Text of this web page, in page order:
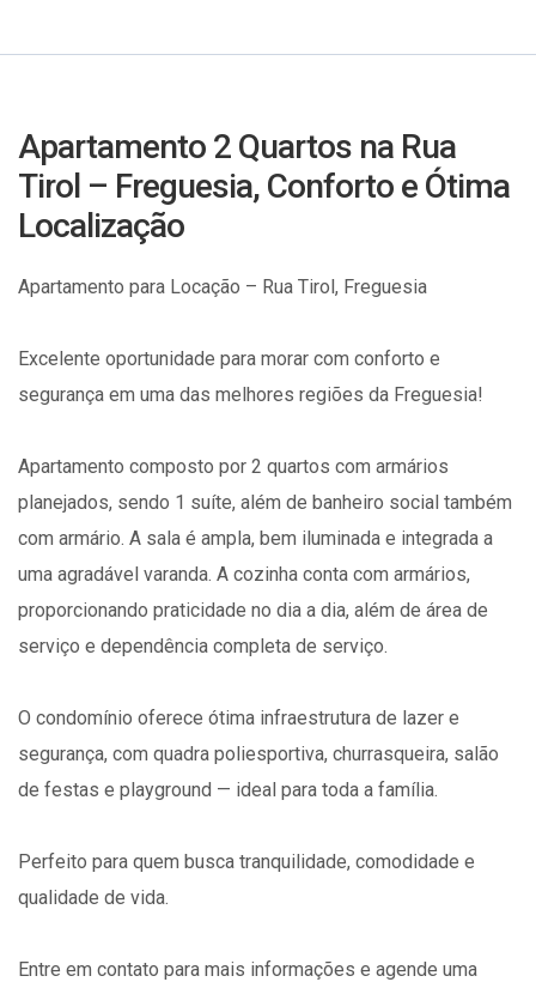
Apartamento 2 Quartos na Rua
Tirol – Freguesia, Conforto e Ótima
Localização
Apartamento para Locação – Rua Tirol, Freguesia
Excelente oportunidade para morar com conforto e
segurança em uma das melhores regiões da Freguesia!
Apartamento composto por 2 quartos com armários
planejados, sendo 1 suíte, além de banheiro social também
com armário. A sala é ampla, bem iluminada e integrada a
uma agradável varanda. A cozinha conta com armários,
proporcionando praticidade no dia a dia, além de área de
serviço e dependência completa de serviço.
O condomínio oferece ótima infraestrutura de lazer e
segurança, com quadra poliesportiva, churrasqueira, salão
de festas e playground — ideal para toda a família.
Perfeito para quem busca tranquilidade, comodidade e
qualidade de vida.
Entre em contato para mais informações e agende uma